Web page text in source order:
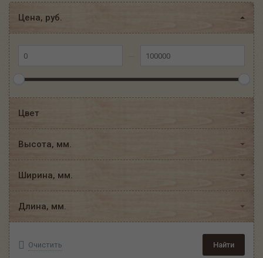
Цена, руб.
Цвет
Высота, мм.
Ширина, мм.
Длина, мм.
Очистить Найти